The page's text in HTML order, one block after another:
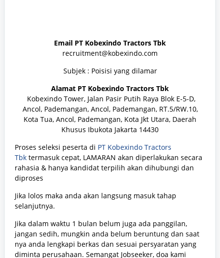
Email PT Kobexindo Tractors Tbk
recruitment@kobexindo.com
Subjek : Poisisi yang dilamar
Alamat PT Kobexindo Tractors Tbk
Kobexindo Tower, Jalan Pasir Putih Raya Blok E-5-D,
Ancol, Pademangan, Ancol, Pademangan, RT.5/RW.10,
Kota Tua, Ancol, Pademangan, Kota Jkt Utara, Daerah
Khusus Ibukota Jakarta 14430
Proses seleksi peserta di PT Kobexindo Tractors
Tbk termasuk cepat, LAMARAN akan diperlakukan secara
rahasia & hanya kandidat terpilih akan dihubungi dan
diproses
Jika lolos maka anda akan langsung masuk tahap
selanjutnya.
Jika dalam waktu 1 bulan belum juga ada panggilan,
jangan sedih, mungkin anda belum beruntung dan saat
nya anda lengkapi berkas dan sesuai persyaratan yang
diminta perusahaan. Semangat Jobseeker, doa kami